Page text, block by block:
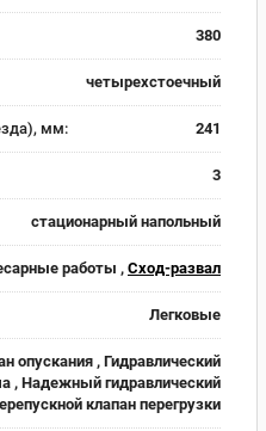
380
четырехстоечный
мм: 241
3
стационарный напольный
работы , Сход-развал
Легковые
опускания , Гидравлический
, Надежный гидравлический
клапан перегрузки